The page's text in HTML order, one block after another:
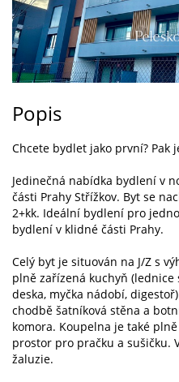
Popis
Chcete bydlet jako první? Pak
Jedinečná nabídka bydlení v
části Prahy Střížkov. Byt se
2+kk. Ideální bydlení pro
bydlení v klidné části Prahy.
Celý byt je situován na J/Z s
plně zařízená kuchyň
deska, myčka nádobí,
chodbě šatníková stěna a
komora. Koupelna je také
prostor pro pračku a sušičku.
žaluzie.